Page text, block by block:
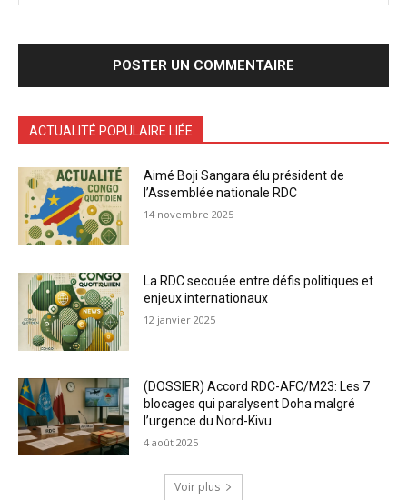
ACTUALITÉ POPULAIRE LIÉE
Aimé Boji Sangara élu président de
l’Assemblée nationale RDC
14 novembre 2025
La RDC secouée entre défis politiques et
enjeux internationaux
12 janvier 2025
(DOSSIER) Accord RDC-AFC/M23: Les 7
blocages qui paralysent Doha malgré
l’urgence du Nord-Kivu
4 août 2025
Voir plus